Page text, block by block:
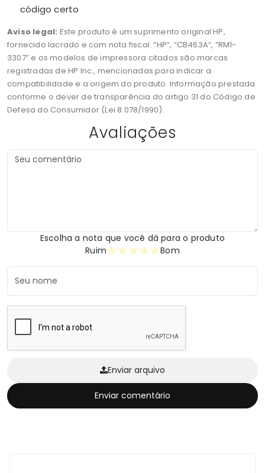
código certo
Aviso legal: Este produto é um suprimento original HP,
fornecido lacrado e com nota fiscal. “HP”, “CB463A”, “RM1-
3307” e os modelos de impressora citados são marcas
registradas de HP Inc., mencionadas para indicar a
compatibilidade e a origem do produto. Informação prestada
conforme o dever de transparência do artigo 31 do Código de
Defesa do Consumidor (Lei 8.078/1990).
Avaliações
Escolha a nota que você dá para o produto
Ruim
★
★
★
★
★ Bom
Enviar arquivo
Enviar comentário